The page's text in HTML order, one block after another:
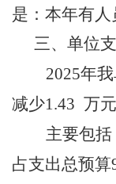
是： 本年有人
三、 单位
2025年
减少1.43 万元
主要包
占支出总预算